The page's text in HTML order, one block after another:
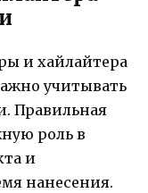
и хайлайтера
учитывать
Правильная
роль в
и
нанесения.